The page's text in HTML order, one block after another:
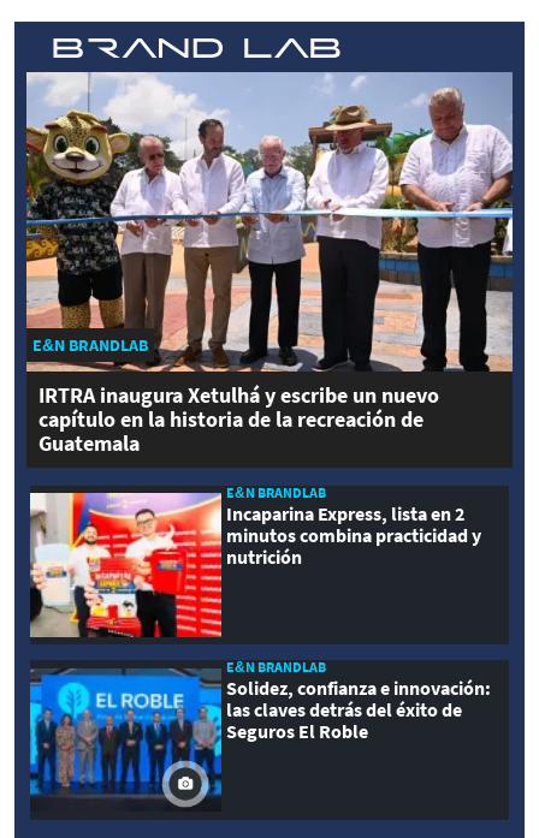
E&N BRANDLAB
IRTRA inaugura Xetulhá y escribe un nuevo
capítulo en la historia de la recreación de
Guatemala
E&N BRANDLAB
Incaparina Express, lista en 2
minutos combina practicidad y
nutrición
E&N BRANDLAB
Solidez, confianza e innovación:
las claves detrás del éxito de
Seguros El Roble